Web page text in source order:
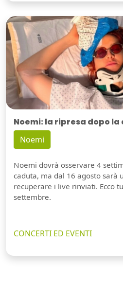
Noemi: la ripresa dopo
Noemi
Noemi dovrà osservare 4
caduta, ma dal 16 agosto sarà
recuperare i live rinviati. Ecco
settembre.
CONCERTI ED EVENTI